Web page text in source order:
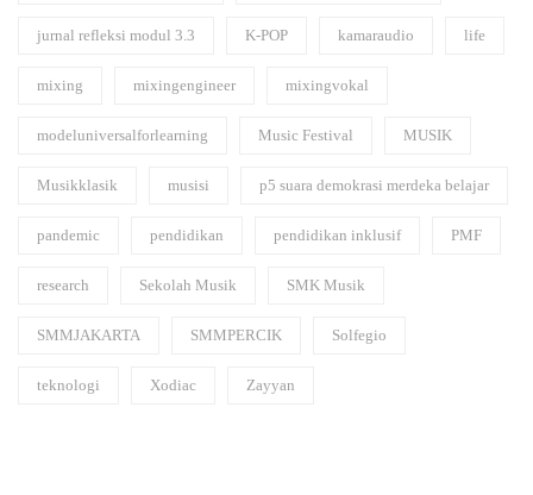
jurnal refleksi modul 3.3 K-POP kamaraudio life
mixing mixingengineer mixingvokal
modeluniversalforlearning Music Festival MUSIK
Musikklasik musisi p5 suara demokrasi merdeka belajar
pandemic pendidikan pendidikan inklusif PMF
research Sekolah Musik SMK Musik
SMMJAKARTA SMMPERCIK Solfegio
teknologi Xodiac Zayyan